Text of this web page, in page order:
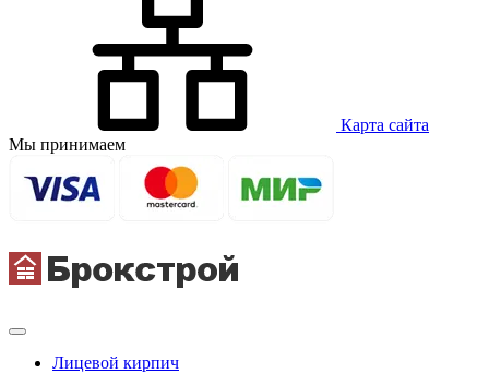
Карта сайта
Мы принимаем
Лицевой кирпич